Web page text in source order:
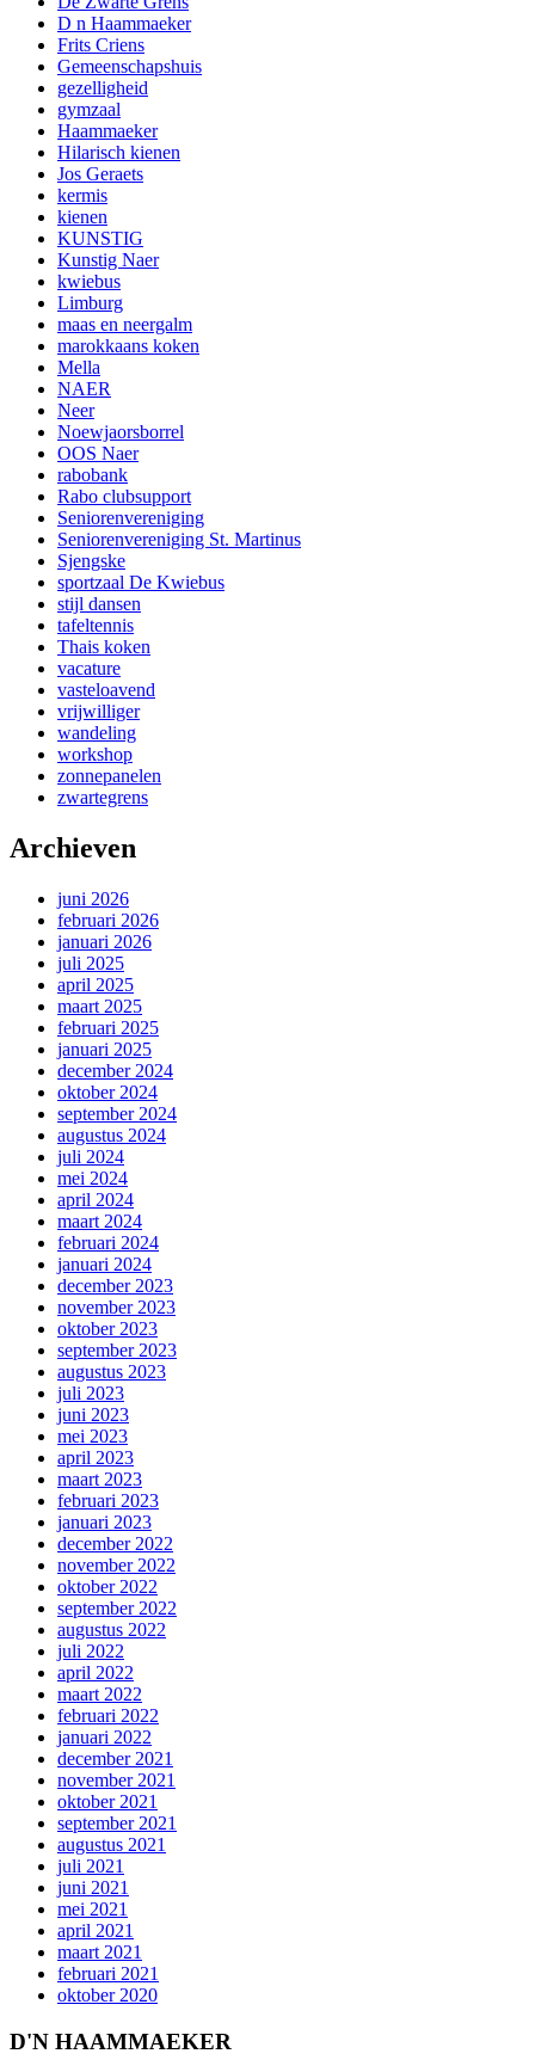
D n Haammaeker
Frits Criens
Gemeenschapshuis
gezelligheid
gymzaal
Haammaeker
Hilarisch kienen
Jos Geraets
kermis
kienen
KUNSTIG
Kunstig Naer
kwiebus
Limburg
maas en neergalm
marokkaans koken
Mella
NAER
Neer
Noewjaorsborrel
OOS Naer
rabobank
Rabo clubsupport
Seniorenvereniging
Seniorenvereniging St. Martinus
Sjengske
sportzaal De Kwiebus
stijl dansen
tafeltennis
Thais koken
vacature
vasteloavend
vrijwilliger
wandeling
workshop
zonnepanelen
zwartegrens
Archieven
juni 2026
februari 2026
januari 2026
juli 2025
april 2025
maart 2025
februari 2025
januari 2025
december 2024
oktober 2024
september 2024
augustus 2024
juli 2024
mei 2024
april 2024
maart 2024
februari 2024
januari 2024
december 2023
november 2023
oktober 2023
september 2023
augustus 2023
juli 2023
juni 2023
mei 2023
april 2023
maart 2023
februari 2023
januari 2023
december 2022
november 2022
oktober 2022
september 2022
augustus 2022
juli 2022
april 2022
maart 2022
februari 2022
januari 2022
december 2021
november 2021
oktober 2021
september 2021
augustus 2021
juli 2021
juni 2021
mei 2021
april 2021
maart 2021
februari 2021
oktober 2020
D'N HAAMMAEKER